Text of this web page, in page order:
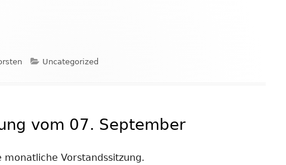
Kategorien
Uncategorized
vom 07. September
monatliche Vorstandssitzung.